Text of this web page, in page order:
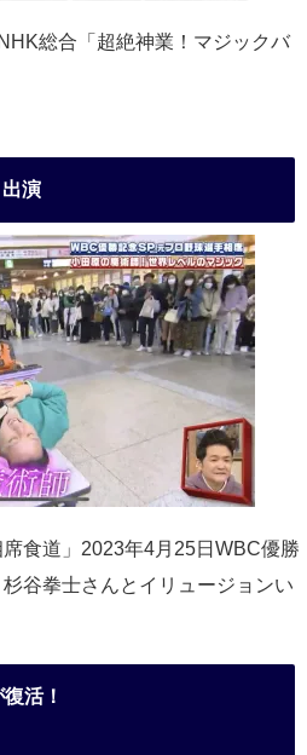
総合「超絶神業！マジックバ
演
食道」2023年4月25日WBC優勝
谷拳士さんとイリュージョンい
活！